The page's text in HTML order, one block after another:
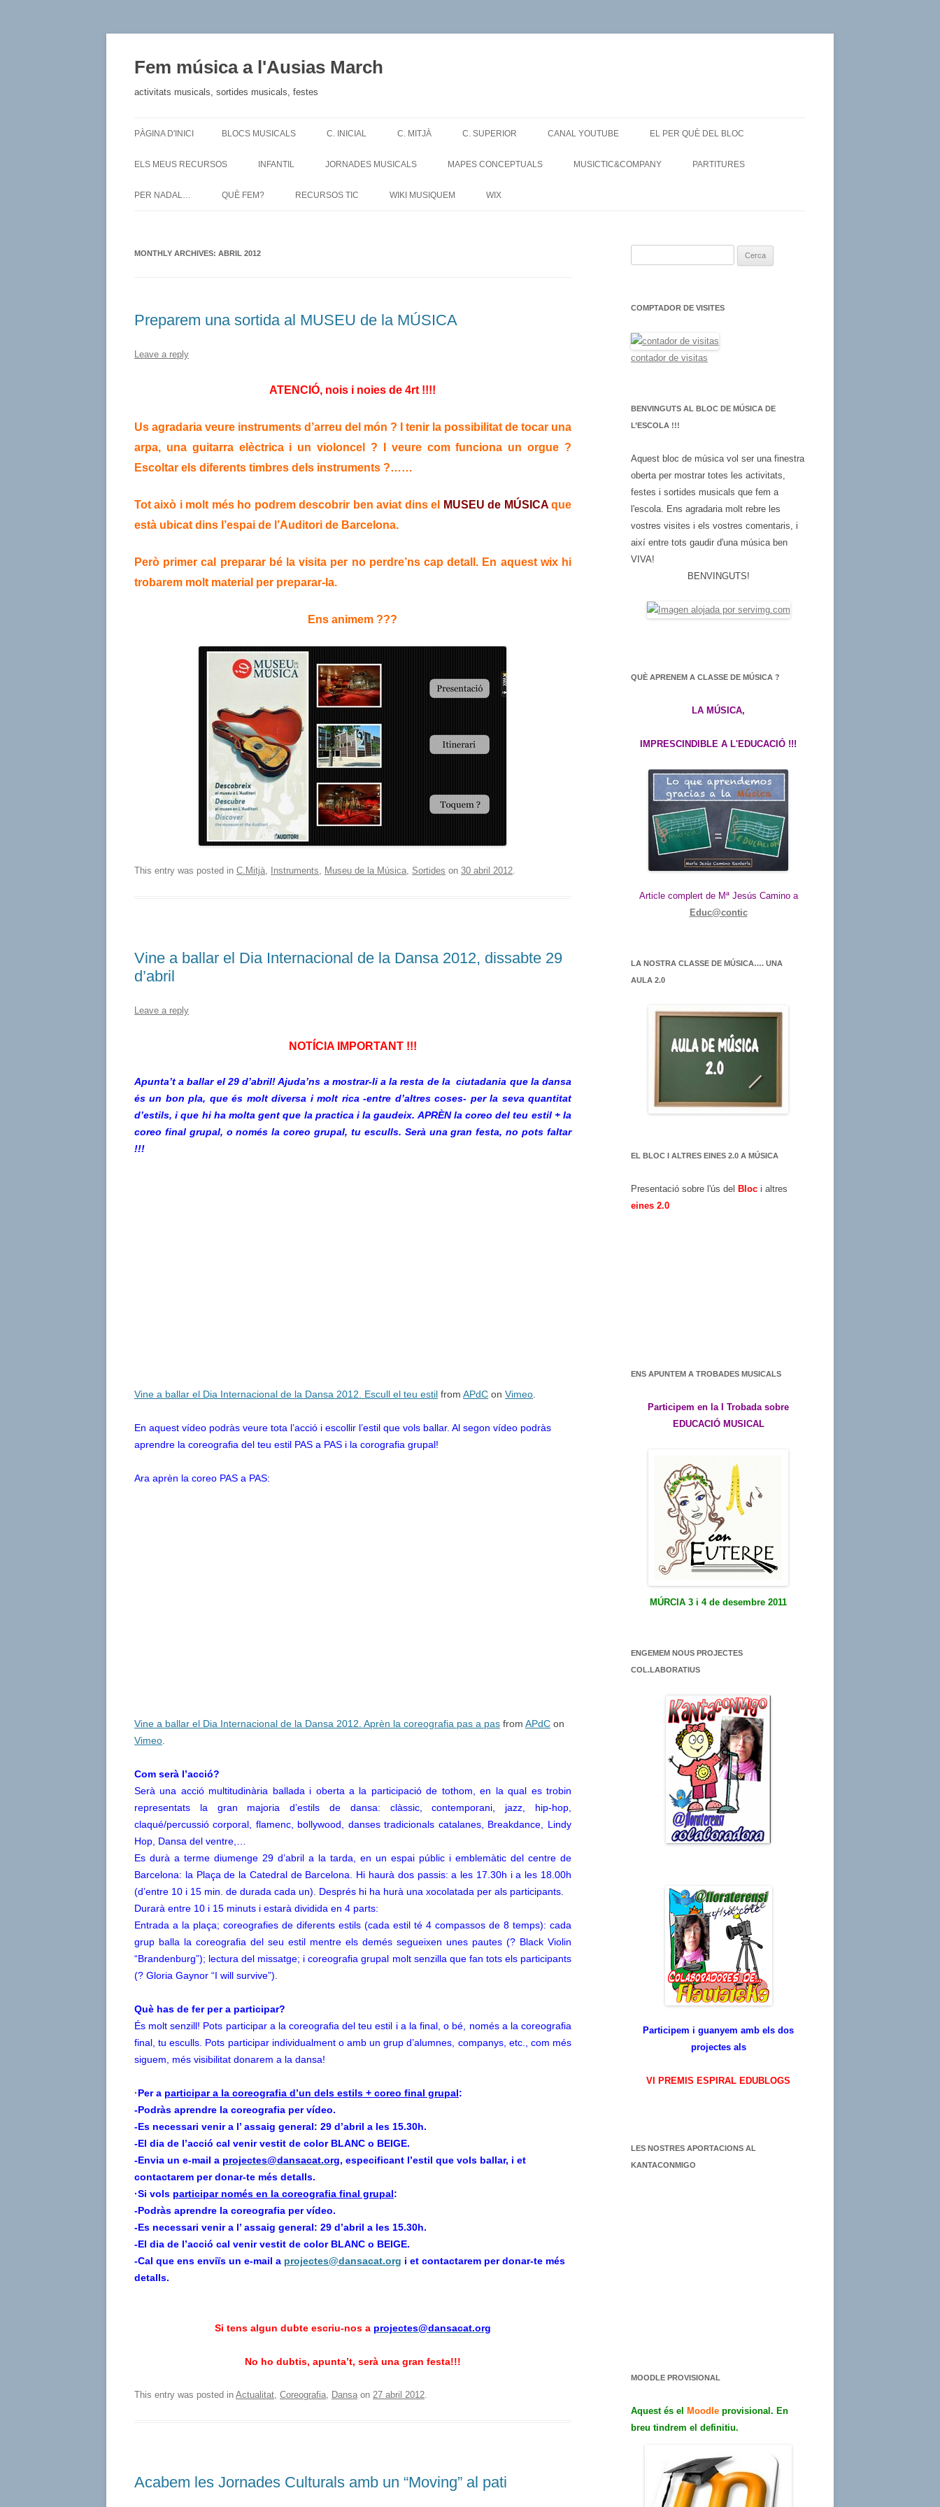
Fem música a l'Ausias March
activitats musicals, sortides musicals, festes
to
PÀGINA D'INICI BLOCS MUSICALS C. INICIAL C. MITJÀ C. SUPERIOR CANAL YOUTUBE EL PER QUÈ DEL BLOC
ELS MEUS RECURSOS INFANTIL JORNADES MUSICALS MAPES CONCEPTUALS MUSICTIC&COMPANY PARTITURES
PER NADAL… QUÈ FEM? RECURSOS TIC WIKI MUSIQUEM WIX
MONTHLY ARCHIVES: ABRIL 2012
Preparem una sortida al MUSEU de la MÚSICA
Leave a reply
ATENCIÓ, nois i noies de 4rt !!!!
Us agradaria veure instruments d’arreu del món ? I tenir la possibilitat de tocar una
arpa, una guitarra elèctrica i un violoncel ? I veure com funciona un orgue ?
Escoltar els diferents timbres dels instruments ?……
Tot això i molt més ho podrem descobrir ben aviat dins el MUSEU de MÚSICAque
està ubicat dins l’espai de l’Auditori de Barcelona.
Però primer cal preparar bé la visita per no perdre’ns cap detall. En aquest wix hi
trobarem molt material per preparar-la.
Ens animem ???
This entry was posted in C.Mitjà, Instruments, Museu de la Música, Sortides on 30 abril 2012.
Vine a ballar el Dia Internacional de la Dansa 2012, dissabte 29
d’abril
Leave a reply
NOTÍCIA IMPORTANT !!!
Apunta’t a ballar el 29 d’abril! Ajuda’ns a mostrar-li a la resta de la ciutadania que la dansa
és un bon pla, que és molt diversa i molt rica -entre d’altres coses- per la seva quantitat
d’estils, i que hi ha molta gent que la practica i la gaudeix. APRÈN la coreo del teu estil + la
coreo final grupal, o només la coreo grupal, tu esculls. Serà una gran festa, no pots faltar
!!!
Vine a ballar el Dia Internacional de la Dansa 2012. Escull el teu estil from APdC on Vimeo
En aquest vídeo podràs veure tota l’acció i escollir l’estil que vols ballar. Al segon vídeo podràs
aprendre la coreografia del teu estil PAS a PAS i la corografia grupal!
Ara aprèn la coreo PAS a PAS:
Vine a ballar el Dia Internacional de la Dansa 2012. Aprèn la coreografia pas a pas from APdC on
Vimeo
Com serà l’acció?
Serà una acció multitudinària ballada i oberta a la participació de tothom, en la qual es trobin
representats la gran majoria d’estils de dansa: clàssic, contemporani, jazz, hip-hop,
claqué/percussió corporal, flamenc, bollywood, danses tradicionals catalanes, Breakdance, Lindy
Hop, Dansa del ventre,…
Es durà a terme diumenge 29 d’abril a la tarda, en un espai públic i emblemàtic del centre de
Barcelona: la Plaça de la Catedral de Barcelona. Hi haurà dos passis: a les 17.30h i a les 18.00h
(d’entre 10 i 15 min. de durada cada un). Després hi ha hurà una xocolatada per als participants.
Durarà entre 10 i 15 minuts i estarà dividida en 4 parts:
Entrada a la plaça; coreografies de diferents estils (cada estil té 4 compassos de 8 temps): cada
grup balla la coreografia del seu estil mentre els demés segueixen unes pautes (? Black Violin
“Brandenburg”); lectura del missatge; i coreografia grupal molt senzilla que fan tots els participants
(? Gloria Gaynor “I will survive”).
Què has de fer per a participar?
És molt senzill! Pots participar a la coreografia del teu estil i a la final, o bé, només a la coreografia
final, tu esculls. Pots participar individualment o amb un grup d’alumnes, companys, etc., com més
siguem, més visibilitat donarem a la dansa!
·Per a participar a la coreografia d’un dels estils + coreo final grupal:
-Podràs aprendre la coreografia per vídeo.
-Es necessari venir a l’ assaig general: 29 d’abril a les 15.30h.
-El dia de l’acció cal venir vestit de color BLANC o BEIGE.
-Envia un e-mail a projectes@dansacat.org, especificant l’estil que vols ballar, i et
contactarem per donar-te més detalls.
·Si vols participar només en la coreografia final grupal:
-Podràs aprendre la coreografia per vídeo.
-Es necessari venir a l’ assaig general: 29 d’abril a les 15.30h.
-El dia de l’acció cal venir vestit de color BLANC o BEIGE.
-Cal que ens enviïs un e-mail a projectes@dansacat.org i et contactarem per donar-te més
detalls.
Si tens algun dubte escriu-nos a projectes@dansacat.org
No ho dubtis, apunta’t, serà una gran festa!!!
This entry was posted in Actualitat, Coreografia, Dansa on 27 abril 2012.
Acabem les Jornades Culturals amb un “Moving” al pati
c
:
COMPTADOR DE VISITES
contador de visitas
BENVINGUTS AL BLOC DE MÚSICA DE
L’ESCOLA !!!
Aquest bloc de música vol ser una finestra
oberta per mostrar totes les activitats,
festes i sortides musicals que fem a
l'escola. Ens agradaria molt rebre les
vostres visites i els vostres comentaris, i
així entre tots gaudir d'una música ben
VIVA!
BENVINGUTS!
QUÈ APRENEM A CLASSE DE MÚSICA ?
LA MÚSICA,
IMPRESCINDIBLE A L'EDUCACIÓ !!!
Article complert de Mª Jesús Camino a
Educ@contic
LA NOSTRA CLASSE DE MÚSICA…. UNA
AULA 2.0
EL BLOC I ALTRES EINES 2.0 A MÚSICA
Presentació sobre l'ús del Bloc i altres
eines 2.0
ENS APUNTEM A TROBADES MUSICALS
Participem en la I Trobada sobre
EDUCACIÓ MUSICAL
MÚRCIA 3 i 4 de desembre 2011
ENGEMEM NOUS PROJECTES
COL.LABORATIUS
Participem i guanyem amb els dos
projectes als
VI PREMIS ESPIRAL EDUBLOGS
LES NOSTRES APORTACIONS AL
KANTACONMIGO
MOODLE PROVISIONAL
Aquest és el Moodle provisional. En
breu tindrem el definitiu.